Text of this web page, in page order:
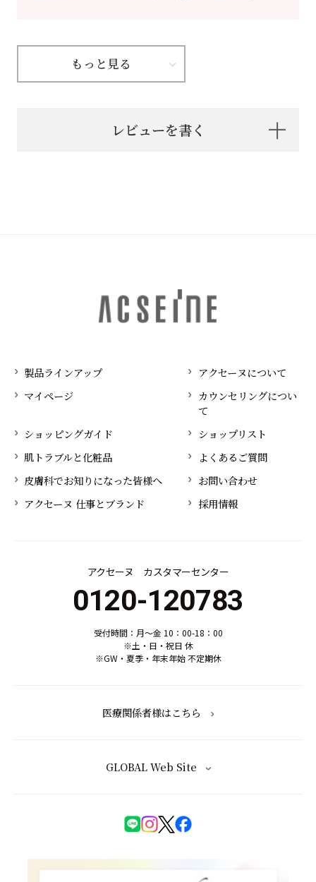
もっと見る
レビューを書く
製品ラインアップ
アクセーヌについて
マイページ
カウンセリングについ
て
ショッピングガイド
ショップリスト
肌トラブルと化粧品
よくあるご質問
皮膚科でお知りになった皆様へ
お問い合わせ
アクセーヌ 仕事とブランド
採用情報
アクセーヌ カスタマーセンター
0120-120783
受付時間：月～金 10：00-18：00
※土・日・祝日 休
※GW・夏季・年末年始 不定期休
医療関係者様はこちら
GLOBAL Web Site